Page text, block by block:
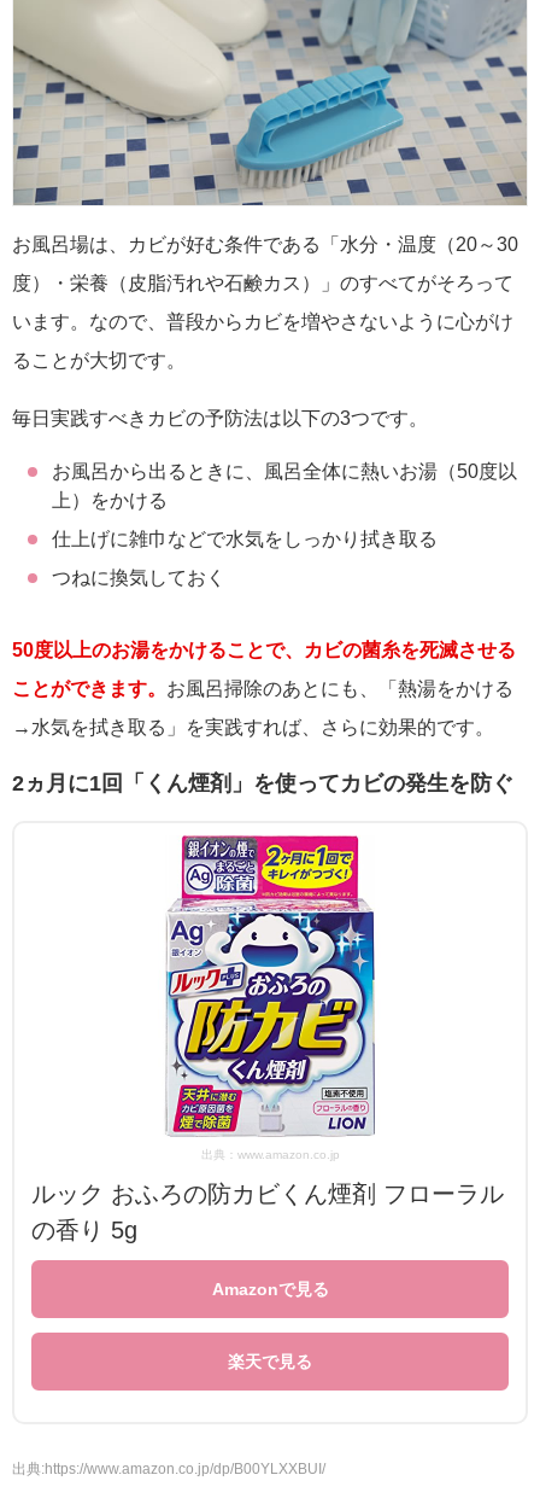
お風呂場は、カビが好む条件である「水分・温度（20～30
度）・栄養（皮脂汚れや石鹸カス）」のすべてがそろって
います。なので、普段からカビを増やさないように心がけ
ることが大切です。
毎日実践すべきカビの予防法は以下の3つです。
お風呂から出るときに、風呂全体に熱いお湯（50度以
上）をかける
仕上げに雑巾などで水気をしっかり拭き取る
つねに換気しておく
50度以上のお湯をかけることで、カビの菌糸を死滅させる
ことができます。 お風呂掃除のあとにも、「熱湯をかける
→水気を拭き取る」を実践すれば、さらに効果的です。
2ヵ月に1回「くん煙剤」を使ってカビの発生を防ぐ
出典：www.amazon.co.jp
ルック おふろの防カビくん煙剤 フローラル
の香り 5g
Amazonで見る
楽天で見る
出典:https://www.amazon.co.jp/dp/B00YLXXBUI/